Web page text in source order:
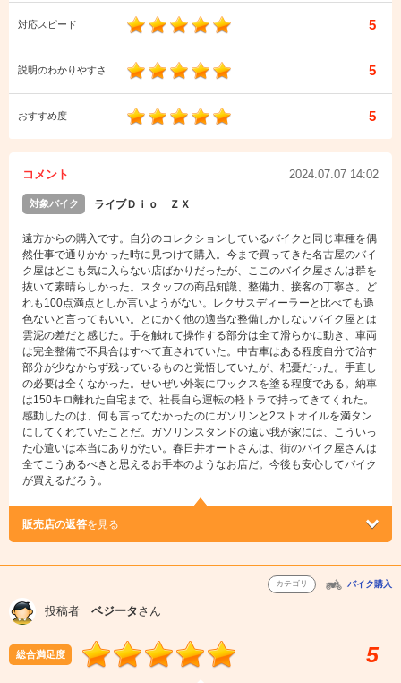
対応スピード 5
説明のわかりやすさ 5
おすすめ度 5
コメント 2024.07.07 14:02
対象バイク ライブＤｉｏ ＺＸ
遠方からの購入です。自分のコレクションしているバイクと同じ車種を偶
然仕事で通りかかった時に見つけて購入。今まで買ってきた名古屋のバイ
ク屋はどこも気に入らない店ばかりだったが、ここのバイク屋さんは群を
抜いて素晴らしかった。スタッフの商品知識、整備力、接客の丁寧さ。ど
れも100点満点としか言いようがない。レクサスディーラーと比べても遜
色ないと言ってもいい。とにかく他の適当な整備しかしないバイク屋とは
雲泥の差だと感じた。手を触れて操作する部分は全て滑らかに動き、車両
は完全整備で不具合はすべて直されていた。中古車はある程度自分で治す
部分が少なからず残っているものと覚悟していたが、杞憂だった。手直し
の必要は全くなかった。せいぜい外装にワックスを塗る程度である。納車
は150キロ離れた自宅まで、社長自ら運転の軽トラで持ってきてくれた。
感動したのは、何も言ってなかったのにガソリンと2ストオイルを満タン
にしてくれていたことだ。ガソリンスタンドの遠い我が家には、こういっ
た心遣いは本当にありがたい。春日井オートさんは、街のバイク屋さんは
全てこうあるべきと思えるお手本のようなお店だ。今後も安心してバイク
が買えるだろう。
販売店の返答を見る
カテゴリ バイク購入
投稿者 ベジータさん
総合満足度 5